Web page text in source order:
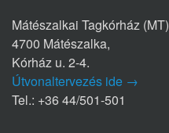
Mátészalkai Tagkórház (MT)
4700 Mátészalka,
Kórház u. 2-4.
Útvonaltervezés ide →
Tel.: +36 44/501-501